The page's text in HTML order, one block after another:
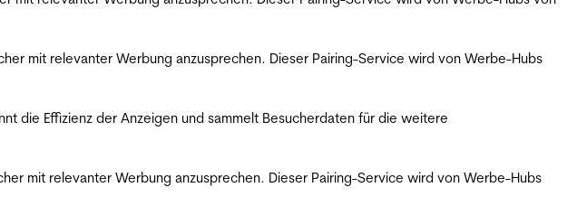
mit relevanter Werbung anzusprechen. Dieser Pairing-Service wird von Werbe-Hubs
die Effizienz der Anzeigen und sammelt Besucherdaten für die weitere
mit relevanter Werbung anzusprechen. Dieser Pairing-Service wird von Werbe-Hubs